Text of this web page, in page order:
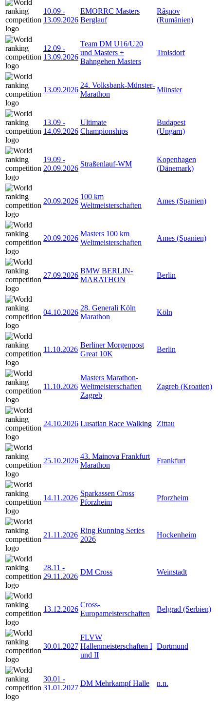
10.09 -
13.09.2026
EMORRC Masters
Berglauf
Râșnov
(Rumänien)
12.09 -
13.09.2026
Team DM U16/U20
und Masters +
Bahngehen Masters
Troisdorf
13.09.2026
24. Volksbank-Münster-
Marathon
Münster
13.09 -
14.09.2026
Ultimate
Championships
Budapest
(Ungarn)
19.09 -
20.09.2026
Straßenlauf-WM
Kopenhagen
(Dänemark)
20.09.2026
100 km
Weltmeisterschaften
Ames (Spanien)
20.09.2026
Masters 100 km
Weltmeisterschaften
Ames (Spanien)
27.09.2026
BMW BERLIN-
MARATHON
Berlin
04.10.2026
28. Generali Köln
Marathon
Köln
11.10.2026
Berliner Morgenpost
Great 10K
Berlin
11.10.2026
Masters Marathon-
Weltmeisterschaften
Zagreb
Zagreb (Kroatien)
24.10.2026 Lusatian Race Walking Zittau
25.10.2026
43. Mainova Frankfurt
Marathon
Frankfurt
14.11.2026
Sparkassen Cross
Pforzheim
Pforzheim
21.11.2026
Ring Running Series
2026
Hockenheim
28.11 -
29.11.2026
DM Cross Weinstadt
13.12.2026
Cross-
Europameisterschaften
Belgrad (Serbien)
30.01.2027
FLVW
Hallenmeisterschaften I
und II
Dortmund
30.01 -
31.01.2027
DM Mehrkampf Halle n.n.